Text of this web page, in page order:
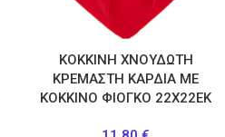
ΚΟΚΚΙΝΗ ΧΝΟΥΔΩΤΗ
ΚΡΕΜΑΣΤΗ ΚΑΡΔΙΑ ΜΕ
ΚΟΚΚΙΝΟ ΦΙΟΓΚΟ 22Χ22ΕΚ